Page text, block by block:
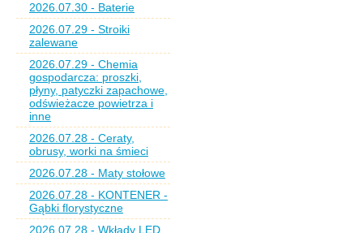
2026.07.30 - Baterie
2026.07.29 - Stroiki
zalewane
2026.07.29 - Chemia
gospodarcza: proszki,
płyny, patyczki zapachowe,
odświeżacze powietrza i
inne
2026.07.28 - Ceraty,
obrusy, worki na śmieci
2026.07.28 - Maty stołowe
2026.07.28 - KONTENER -
Gąbki florystyczne
2026.07.28 - Wkłady LED,